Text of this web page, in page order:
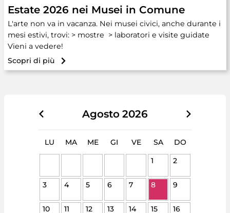
Estate 2026 nei Musei in Comune
L'arte non va in vacanza. Nei musei civici, anche durante i
mesi estivi, trovi: > mostre > laboratori e visite guidate
Vieni a vedere!
Scopri di più
Agosto 2026
LU MA ME GI VE SA
DO
1
2
3 4 5 6 7 8 9
10 11 12 13 14 15 16